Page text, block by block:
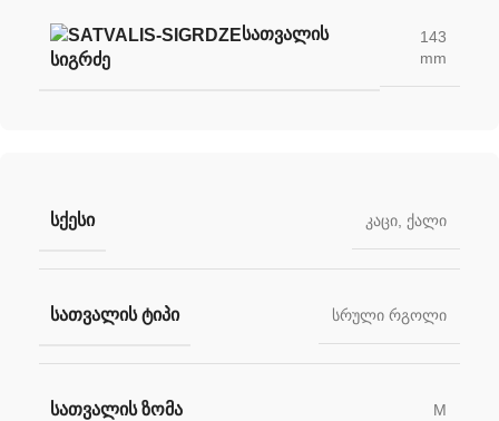
ᲡᲐᲗᲕᲐᲚᲘᲡ
ᲡᲘᲒᲠᲫᲔ
143
mm
ᲡᲥᲔᲡᲘ კაცი, ქალი
ᲡᲐᲗᲕᲐᲚᲘᲡ ᲢᲘᲞᲘ სრული რგოლი
ᲡᲐᲗᲕᲐᲚᲘᲡ ᲖᲝᲛᲐ M